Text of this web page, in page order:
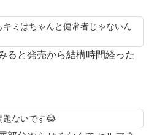
ミはちゃんと健常者じゃないん
ると発売から結構時間経った
題ないです😂